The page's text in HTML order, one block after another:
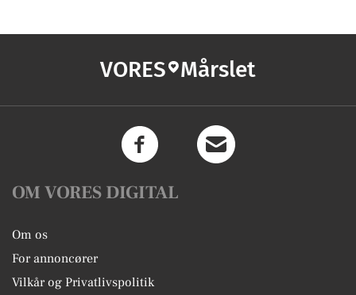
VORES Mårslet
OM VORES DIGITAL
Om os
For annoncører
Vilkår og Privatlivspolitik